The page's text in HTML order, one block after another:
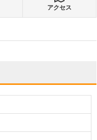
アクセス